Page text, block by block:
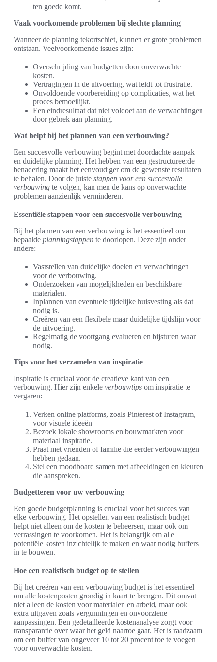
ten goede komt.
Vaak voorkomende problemen bij slechte planning
Wanneer de planning tekortschiet, kunnen er grote problemen
ontstaan. Veelvoorkomende issues zijn:
Overschrijding van budgetten door onverwachte
kosten.
Vertragingen in de uitvoering, wat leidt tot frustratie.
Onvoldoende voorbereiding op complicaties, wat het
proces bemoeilijkt.
Een eindresultaat dat niet voldoet aan de verwachtingen
door gebrek aan planning.
Wat helpt bij het plannen van een verbouwing?
Een succesvolle verbouwing begint met doordachte aanpak
en duidelijke planning. Het hebben van een gestructureerde
benadering maakt het eenvoudiger om de gewenste resultaten
te behalen. Door de juiste stappen voor een succesvolle
verbouwing te volgen, kan men de kans op onverwachte
problemen aanzienlijk verminderen.
Essentiële stappen voor een succesvolle verbouwing
Bij het plannen van een verbouwing is het essentieel om
bepaalde planningstappen te doorlopen. Deze zijn onder
andere:
Vaststellen van duidelijke doelen en verwachtingen
voor de verbouwing.
Onderzoeken van mogelijkheden en beschikbare
materialen.
Inplannen van eventuele tijdelijke huisvesting als dat
nodig is.
Creëren van een flexibele maar duidelijke tijdslijn voor
de uitvoering.
Regelmatig de voortgang evalueren en bijsturen waar
nodig.
Tips voor het verzamelen van inspiratie
Inspiratie is cruciaal voor de creatieve kant van een
verbouwing. Hier zijn enkele verbouwtips om inspiratie te
vergaren:
Verken online platforms, zoals Pinterest of Instagram,
voor visuele ideeën.
Bezoek lokale showrooms en bouwmarkten voor
materiaal inspiratie.
Praat met vrienden of familie die eerder verbouwingen
hebben gedaan.
Stel een moodboard samen met afbeeldingen en kleuren
die aanspreken.
Budgetteren voor uw verbouwing
Een goede budgetplanning is cruciaal voor het succes van
elke verbouwing. Het opstellen van een realistisch budget
helpt niet alleen om de kosten te beheersen, maar ook om
verrassingen te voorkomen. Het is belangrijk om alle
potentiële kosten inzichtelijk te maken en waar nodig buffers
in te bouwen.
Hoe een realistisch budget op te stellen
Bij het creëren van een verbouwing budget is het essentieel
om alle kostenposten grondig in kaart te brengen. Dit omvat
niet alleen de kosten voor materialen en arbeid, maar ook
extra uitgaven zoals vergunningen en onvoorziene
aanpassingen. Een gedetailleerde kostenanalyse zorgt voor
transparantie over waar het geld naartoe gaat. Het is raadzaam
om een buffer van ongeveer 10 tot 20 procent toe te voegen
voor onverwachte kosten.